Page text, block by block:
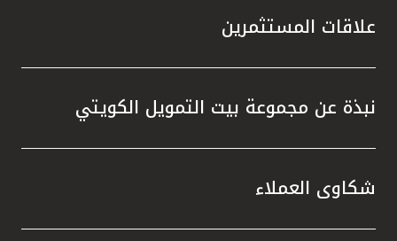
علاقات المستثمرين
نبذة عن مجموعة بيت التمويل الكويتي
شكاوى العملاء